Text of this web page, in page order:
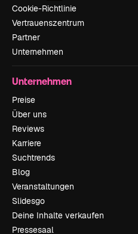
Cookie-Richtlinie
Vertrauenszentrum
Partner
Unternehmen
Unternehmen
Preise
Über uns
Reviews
Karriere
Suchtrends
Blog
Veranstaltungen
Slidesgo
Deine Inhalte verkaufen
Pressesaal